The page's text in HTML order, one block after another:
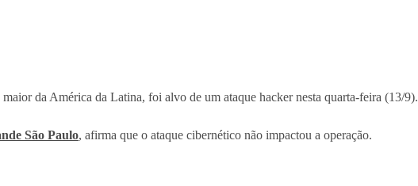
da América da Latina, foi alvo de um ataque hacker nesta quarta-feira (13/9).
São Paulo, afirma que o ataque cibernético não impactou a operação.